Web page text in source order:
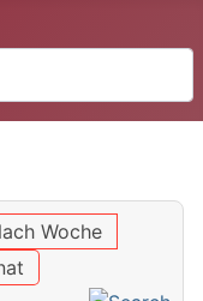
Woche